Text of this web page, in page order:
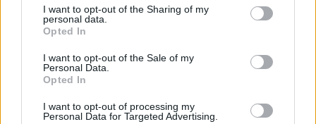
I want to opt-out of the Sharing of my
personal data.
Opted In
I want to opt-out of the Sale of my
Personal Data.
Opted In
I want to opt-out of processing my
Personal Data for Targeted Advertising.
Prima sport - co nabídne v prvním